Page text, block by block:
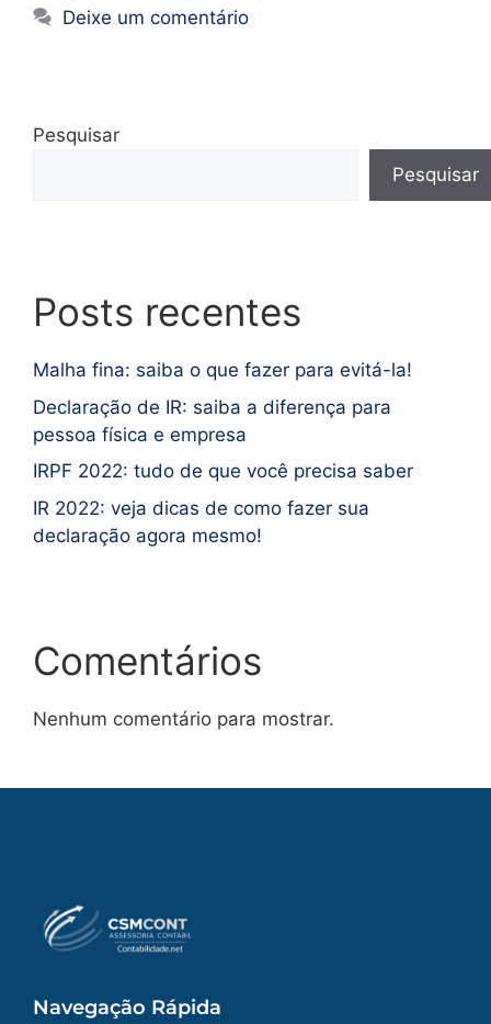
Deixe um comentário
Pesquisar
Pesquisar
Posts recentes
Malha fina: saiba o que fazer para evitá-la!
Declaração de IR: saiba a diferença para
pessoa física e empresa
IRPF 2022: tudo de que você precisa saber
IR 2022: veja dicas de como fazer sua
declaração agora mesmo!
Comentários
Nenhum comentário para mostrar.
Navegação Rápida